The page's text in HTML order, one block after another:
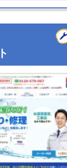
無休
積もり・出張費無
金支払、銀行振込
ットカード
詳細は公式HP